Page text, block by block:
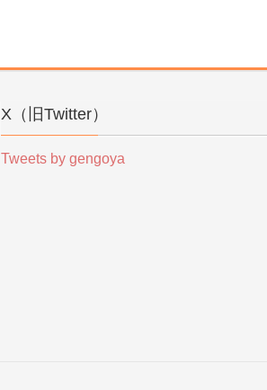
X（旧Twitter）
Tweets by gengoya